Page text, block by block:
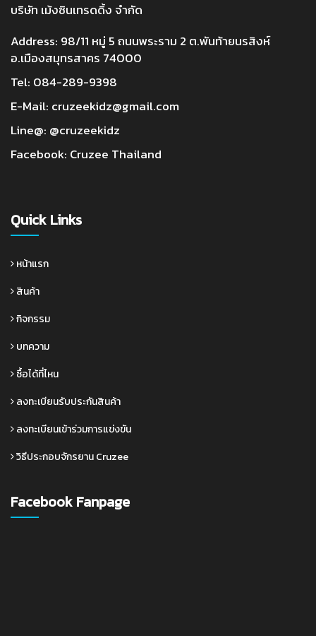
บริษัท เม้งซินเทรดดิ้ง จำกัด
Address: 98/11 หมู่ 5 ถนนพระราม 2 ต.พันท้ายนรสิงห์
อ.เมืองสมุทรสาคร 74000
Tel: 084-289-9398
E-Mail: cruzeekidz@gmail.com
Line@: @cruzeekidz
Facebook: Cruzee Thailand
Quick Links
หน้าแรก
สินค้า
กิจกรรม
บทความ
ซื้อได้ที่ไหน
ลงทะเบียนรับประกันสินค้า
ลงทะเบียนเข้าร่วมการแข่งขัน
วิธีประกอบจักรยาน Cruzee
Facebook Fanpage